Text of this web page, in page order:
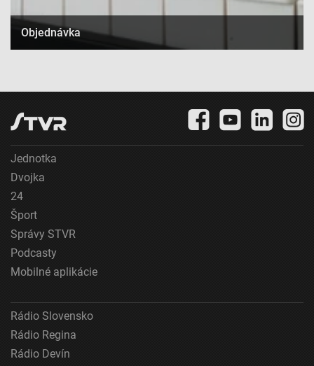
Objednávka
Jednotka
Dvojka
24
Šport
Správy STVR
Podcasty
Mobilné aplikácie
Rádio Slovensko
Rádio Regina
Rádio Devín